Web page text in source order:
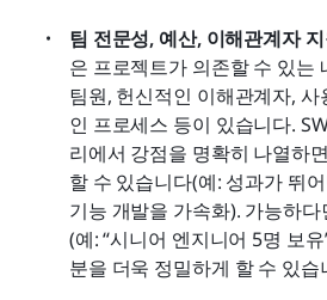
팀 전문성, 예산, 이해관계자
은 프로젝트가 의존할 수 있는
팀원, 헌신적인 이해관계자,
인 프로세스 등이 있습니다.
리에서 강점을 명확히 나열하
할 수 있습니다(예: 성과가 뛰
기능 개발을 가속화). 가능하
(예: “시니어 엔지니어 5명 보
분을 더욱 정밀하게 할 수 있습